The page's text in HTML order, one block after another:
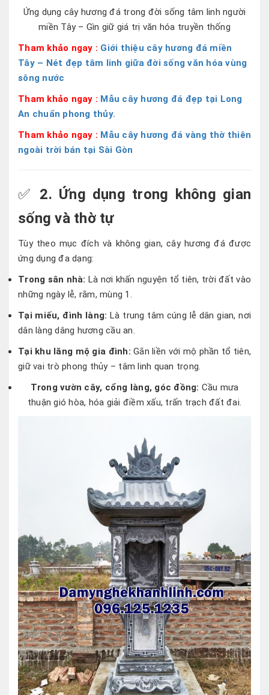
Ứng dụng cây hương đá trong đời sống tâm linh người
miền Tây – Gìn giữ giá trị văn hóa truyền thống
Tham khảo ngay : Giới thiệu cây hương đá miền
Tây – Nét đẹp tâm linh giữa đời sống văn hóa vùng
sông nước
Tham khảo ngay : Mẫu cây hương đá đẹp tại Long
An chuẩn phong thủy.
Tham khảo ngay : Mẫu cây hương đá vàng thờ thiên
ngoài trời bán tại Sài Gòn
✅ 2. Ứng dụng trong không gian
sống và thờ tự
Tùy theo mục đích và không gian, cây hương đá được
ứng dụng đa dạng:
Trong sân nhà: Là nơi khấn nguyện tổ tiên, trời đất vào
những ngày lễ, rằm, mùng 1.
Tại miếu, đình làng: Là trung tâm cúng lễ dân gian, nơi
dân làng dâng hương cầu an.
Tại khu lăng mộ gia đình: Gắn liền với mộ phần tổ tiên,
giữ vai trò phong thủy – tâm linh quan trọng.
Trong vườn cây, cổng làng, góc đồng: Cầu mưa
thuận gió hòa, hóa giải điềm xấu, trấn trạch đất đai.